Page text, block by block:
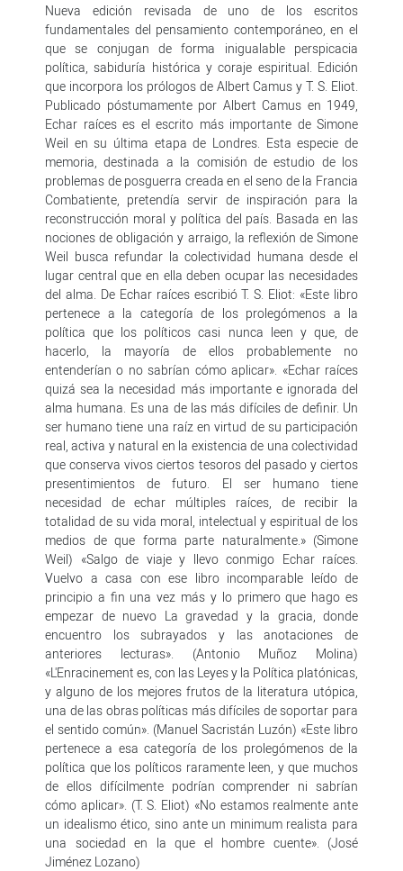
Nueva edición revisada de uno de los escritos
fundamentales del pensamiento contemporáneo, en el
que se conjugan de forma inigualable perspicacia
política, sabiduría histórica y coraje espiritual. Edición
que incorpora los prólogos de Albert Camus y T. S. Eliot.
Publicado póstumamente por Albert Camus en 1949,
Echar raíces es el escrito más importante de Simone
Weil en su última etapa de Londres. Esta especie de
memoria, destinada a la comisión de estudio de los
problemas de posguerra creada en el seno de la Francia
Combatiente, pretendía servir de inspiración para la
reconstrucción moral y política del país. Basada en las
nociones de obligación y arraigo, la reflexión de Simone
Weil busca refundar la colectividad humana desde el
lugar central que en ella deben ocupar las necesidades
del alma. De Echar raíces escribió T. S. Eliot: «Este libro
pertenece a la categoría de los prolegómenos a la
política que los políticos casi nunca leen y que, de
hacerlo, la mayoría de ellos probablemente no
entenderían o no sabrían cómo aplicar». «Echar raíces
quizá sea la necesidad más importante e ignorada del
alma humana. Es una de las más difíciles de definir. Un
ser humano tiene una raíz en virtud de su participación
real, activa y natural en la existencia de una colectividad
que conserva vivos ciertos tesoros del pasado y ciertos
presentimientos de futuro. El ser humano tiene
necesidad de echar múltiples raíces, de recibir la
totalidad de su vida moral, intelectual y espiritual de los
medios de que forma parte naturalmente.» (Simone
Weil) «Salgo de viaje y llevo conmigo Echar raíces.
Vuelvo a casa con ese libro incomparable leído de
principio a fin una vez más y lo primero que hago es
empezar de nuevo La gravedad y la gracia, donde
encuentro los subrayados y las anotaciones de
anteriores lecturas». (Antonio Muñoz Molina)
«L'Enracinement es, con las Leyes y la Política platónicas,
y alguno de los mejores frutos de la literatura utópica,
una de las obras políticas más difíciles de soportar para
el sentido común». (Manuel Sacristán Luzón) «Este libro
pertenece a esa categoría de los prolegómenos de la
política que los políticos raramente leen, y que muchos
de ellos difícilmente podrían comprender ni sabrían
cómo aplicar». (T. S. Eliot) «No estamos realmente ante
un idealismo ético, sino ante un minimum realista para
una sociedad en la que el hombre cuente». (José
Jiménez Lozano)